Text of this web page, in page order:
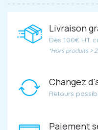
Livraison
Dès 100€ HT
*Hors produits >
Changez
Retours
Paiement